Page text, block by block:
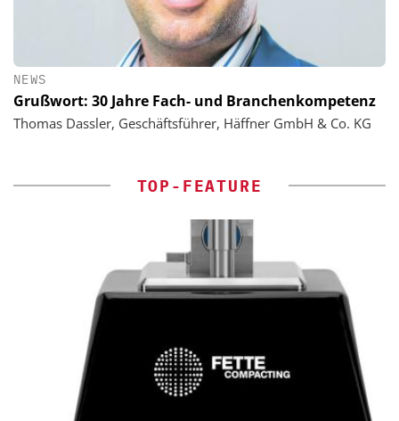
NEWS
Grußwort: 30 Jahre Fach- und Branchenkompetenz
Thomas Dassler, Geschäftsführer, Häffner GmbH & Co. KG
TOP-FEATURE